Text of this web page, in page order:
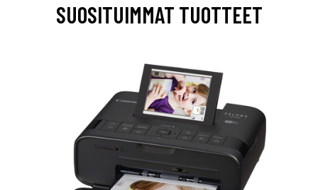
SUOSITUIMMAT TUOTTEET